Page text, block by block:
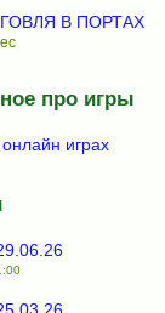
В ПОРТАХ
про игры
играх